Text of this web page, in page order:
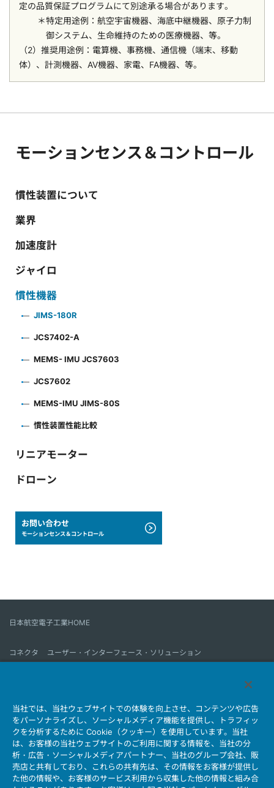
定の品質保証プログラムにて別途承る場合があります。
特定用途例：航空宇宙機器、海底中継機器、原子力制
御システム、生命維持のための医療機器、等。
（2）推奨用途例：電算機、事務機、通信機（端末、移動
体）、計測機器、AV機器、家電、FA機器、等。
モーションセンス＆コントロール
慣性装置について
業界
加速度計
ジャイロ
慣性機器
JIMS-180R
JCS7402-A
MEMS- IMU JCS7603
JCS7602
MEMS-IMU JIMS-80S
慣性装置性能比較
リニアモーター
ドローン
お問い合わせ
モーションセンス＆コントロール
日本航空電子工業HOME
コネクタ
ユーザー・インターフェース・ソリューション
会社情報 サステナビリティ IR情報 採用情報
会社情報新着一覧
製品情報新着一覧
サイトマップ お問い合わせ
個人情報保護ポリシー
JAE Cookie Policy
当社では、当社ウェブサイトでの体験を向上させ、コンテンツや広告
をパーソナライズし、ソーシャルメディア機能を提供し、トラフィッ
クを分析するために Cookie（クッキー）を使用しています。当社
は、お客様の当社ウェブサイトのご利用に関する情報を、当社の分
析・広告・ソーシャルメディアパートナー、当社のグループ会社、販
売店と共有しており、これらの共有先は、その情報をお客様が提供し
た他の情報や、お客様のサービス利用から収集した他の情報と組み合